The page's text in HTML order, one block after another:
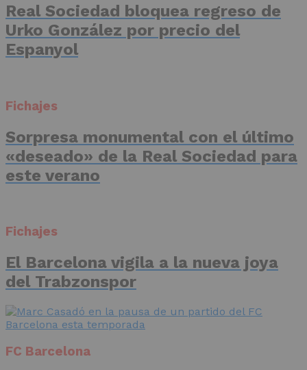
Real Sociedad bloquea regreso de
Urko González por precio del
Espanyol
Fichajes
Sorpresa monumental con el último
«deseado» de la Real Sociedad para
este verano
Fichajes
El Barcelona vigila a la nueva joya
del Trabzonspor
FC Barcelona